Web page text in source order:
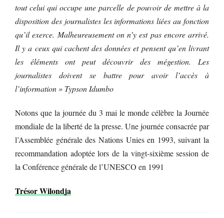
tout celui qui occupe une parcelle de pouvoir de mettre à la
disposition des journalistes les informations liées au fonction
qu’il exerce. Malheureusement on n’y est pas encore arrivé.
Il y a ceux qui cachent des données et pensent qu’en livrant
les éléments ont peut découvrir des mégestion. Les
journalistes doivent se battre pour avoir l’accès à
l’information » Typson Idumbo
Notons que la journée du 3 mai le monde célèbre la Journée
mondiale de la liberté de la presse. Une journée consacrée par
l’Assemblée générale des Nations Unies en 1993, suivant la
recommandation adoptée lors de la vingt-sixième session de
la Conférence générale de l’UNESCO en 1991
Trésor Wilondja